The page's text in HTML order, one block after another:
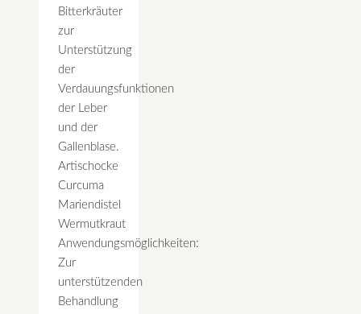
Bitterkräuter
zur
Unterstützung
der
Verdauungsfunktionen
der Leber
und der
Gallenblase.
Artischocke
Curcuma
Mariendistel
Wermutkraut
Anwendungsmöglichkeiten:
Zur
unterstützenden
Behandlung